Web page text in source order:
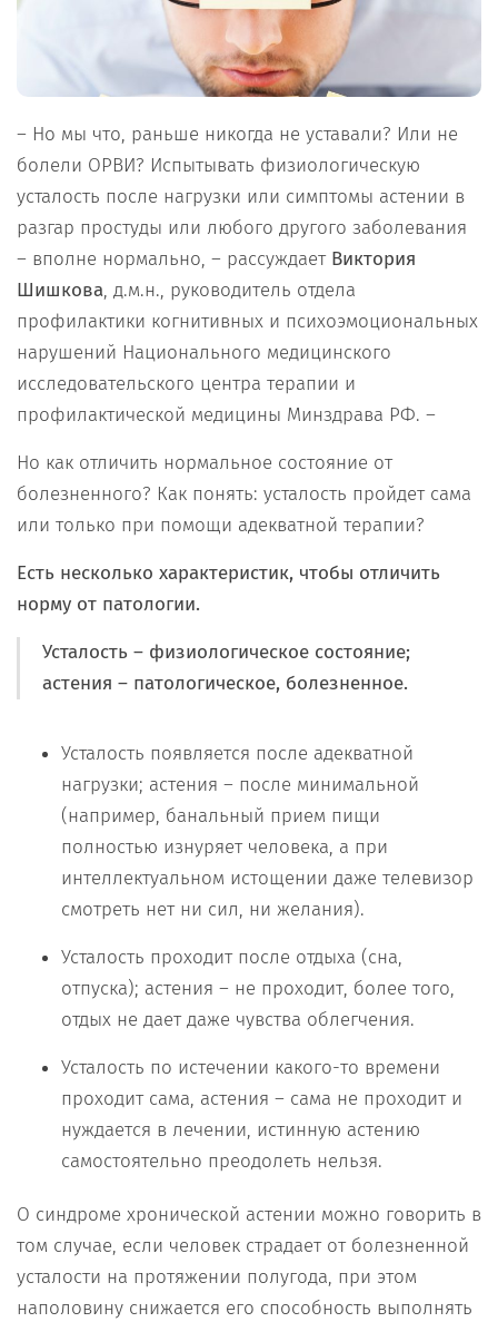
– Но мы что, раньше никогда не уставали? Или не
болели ОРВИ? Испытывать физиологическую
усталость после нагрузки или симптомы астении в
разгар простуды или любого другого заболевания
– вполне нормально, – рассуждает Виктория
Шишкова, д.м.н., руководитель отдела
профилактики когнитивных и психоэмоциональных
нарушений Национального медицинского
исследовательского центра терапии и
профилактической медицины Минздрава РФ. –
Но как отличить нормальное состояние от
болезненного? Как понять: усталость пройдет сама
или только при помощи адекватной терапии?
Есть несколько характеристик, чтобы отличить
норму от патологии.
Усталость – физиологическое состояние;
астения – патологическое, болезненное.
Усталость появляется после адекватной
нагрузки; астения – после минимальной
(например, банальный прием пищи
полностью изнуряет человека, а при
интеллектуальном истощении даже телевизор
смотреть нет ни сил, ни желания).
Усталость проходит после отдыха (сна,
отпуска); астения – не проходит, более того,
отдых не дает даже чувства облегчения.
Усталость по истечении какого-то времени
проходит сама, астения – сама не проходит и
нуждается в лечении, истинную астению
самостоятельно преодолеть нельзя.
О синдроме хронической астении можно говорить в
том случае, если человек страдает от болезненной
усталости на протяжении полугода, при этом
наполовину снижается его способность выполнять